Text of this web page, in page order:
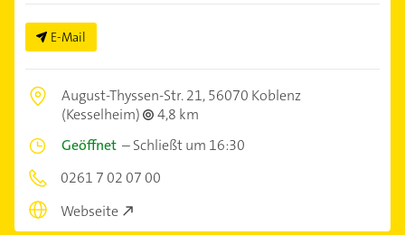
E-Mail
August-Thyssen-Str. 21,56070 Koblenz
(Kesselheim)
4,8 km
Geöffnet –Schließt um 16:30
0261 7 02 07 00
Webseite